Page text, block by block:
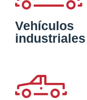
Vehículos
industriales